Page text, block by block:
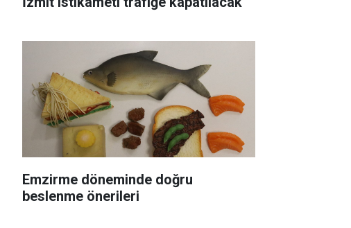
Emzirme döneminde doğru
beslenme önerileri